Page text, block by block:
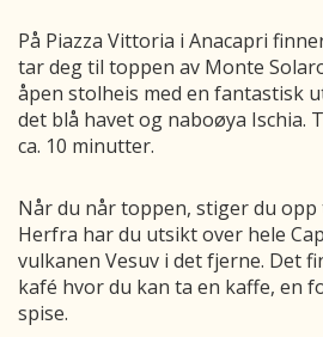
På Piazza Vittoria i Anacapri
tar deg til toppen av Monte
åpen stolheis med en fantastisk
det blå havet og naboøya Ischia.
ca. 10 minutter.
Når du når toppen, stiger du opp
Herfra har du utsikt over hele
vulkanen Vesuv i det fjerne. Det
kafé hvor du kan ta en kaffe, en
spise.